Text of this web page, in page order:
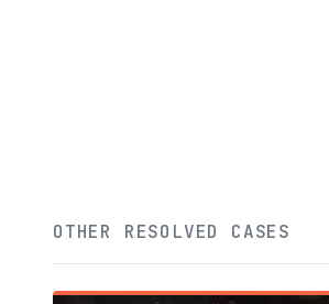
OTHER RESOLVED CASES